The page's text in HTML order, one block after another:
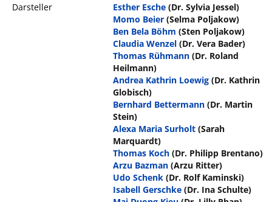
Darsteller
Esther Esche (Dr. Sylvia Jessel)
Momo Beier (Selma Poljakow)
Ben Bela Böhm (Sten Poljakow)
Claudia Wenzel (Dr. Vera Bader)
Thomas Rühmann (Dr. Roland
Heilmann)
Andrea Kathrin Loewig (Dr. Kathrin
Globisch)
Bernhard Bettermann (Dr. Martin
Stein)
Alexa Maria Surholt (Sarah
Marquardt)
Thomas Koch (Dr. Philipp Brentano)
Arzu Bazman (Arzu Ritter)
Udo Schenk (Dr. Rolf Kaminski)
Isabell Gerschke (Dr. Ina Schulte)